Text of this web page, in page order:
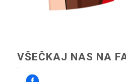
VŠEČKAJ NAS NA